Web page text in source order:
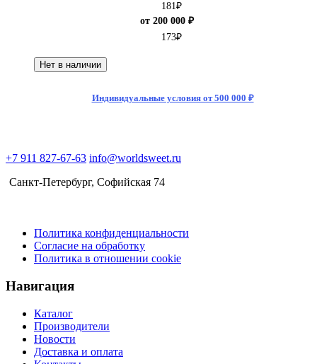
181₽
от 200 000 ₽
173₽
Нет в наличии
Индивидуальные условия от 500 000 ₽
+7 911 827-67-63 info@worldsweet.ru
Санкт-Петербург​, Софийская 74
Политика конфиденциальности
Согласие на обработку
Политика в отношении cookie
Навигация
Каталог
Производители
Новости
Доставка и оплата